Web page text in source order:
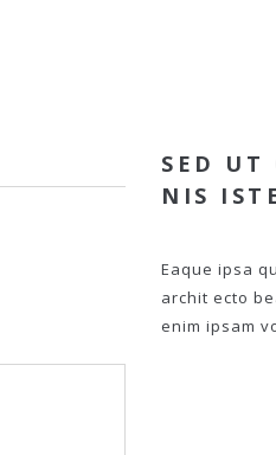
SED UT
NIS
Eaque ipsa
archit ecto
enim ipsam